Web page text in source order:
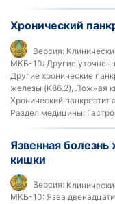
Хронический
Версия:
МКБ-10: Другие
Другие хронические
железы (K86.2), Ложная
Хронический панкреатит
Раздел медицины:
Язвенная
кишки
Версия:
МКБ-10: Язва